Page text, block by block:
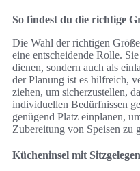
So findest du die richtige
Die Wahl der richtigen
eine entscheidende Rolle.
dienen, sondern auch als
der Planung ist es hilfreich,
ziehen, um sicherzustellen,
individuellen Bedürfnissen
genügend Platz einplanen,
Zubereitung von Speisen zu
Kücheninsel mit